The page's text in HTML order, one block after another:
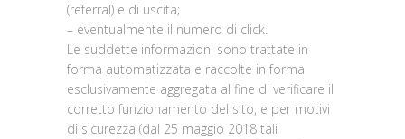
(referral) e di uscita;
– eventualmente il numero di click.
Le suddette informazioni sono trattate in
forma automatizzata e raccolte in forma
esclusivamente aggregata al fine di verificare il
corretto funzionamento del sito, e per motivi
di sicurezza (dal 25 maggio 2018 tali